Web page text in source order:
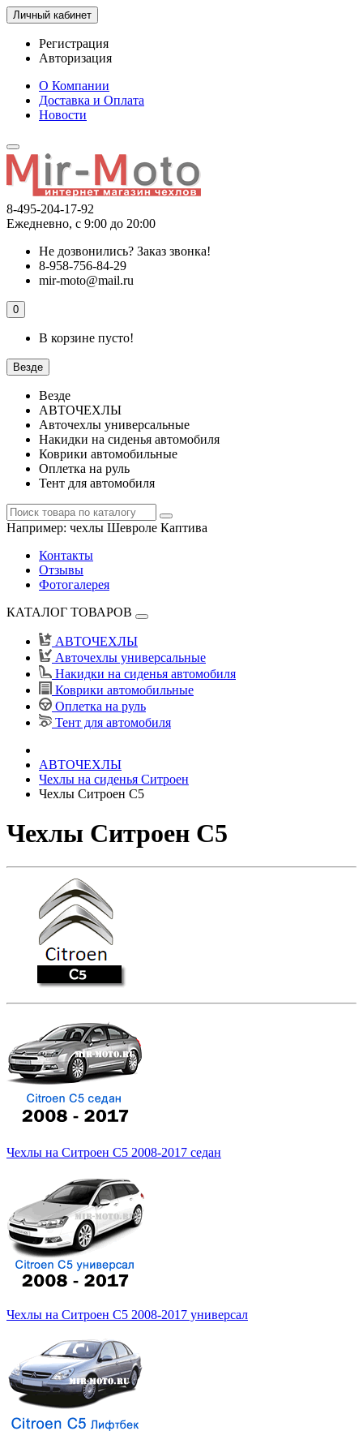
Личный кабинет
Регистрация
Авторизация
О Компании
Доставка и Оплата
Новости
8-495-204-17-92
Ежедневно, с 9:00 до 20:00
Не дозвонились? Заказ звонка!
8-958-756-84-29
mir-moto@mail.ru
0
В корзине пусто!
Везде
Везде
АВТОЧЕХЛЫ
Авточехлы универсальные
Накидки на сиденья автомобиля
Коврики автомобильные
Оплетка на руль
Тент для автомобиля
Например: чехлы Шевроле Каптива
Контакты
Отзывы
Фотогалерея
КАТАЛОГ ТОВАРОВ
АВТОЧЕХЛЫ
Авточехлы универсальные
Накидки на сиденья автомобиля
Коврики автомобильные
Оплетка на руль
Тент для автомобиля
АВТОЧЕХЛЫ
Чехлы на сиденья Ситроен
Чехлы Ситроен С5
Чехлы Ситроен С5
Чехлы на Ситроен С5 2008-2017 седан
Чехлы на Ситроен С5 2008-2017 универсал